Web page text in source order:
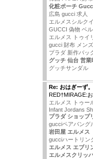
化粧ポーチ
広島 gucci 求人
エルメスシルク
GUCCI 偽物 ベ
エルメス トゥイ
gucci 財布 メン
プラダ 新作バッ
グッチ 仙台 営業
グッチサンダル
Re: おはぎーず。
RED†MIRAGE:
エルメス トゥー
Infant Jordans
プラダ ショップ
gucciペアバング
岩田屋 エルメス
gucciハートリン
エルメス エブリ
エルメスクリッ